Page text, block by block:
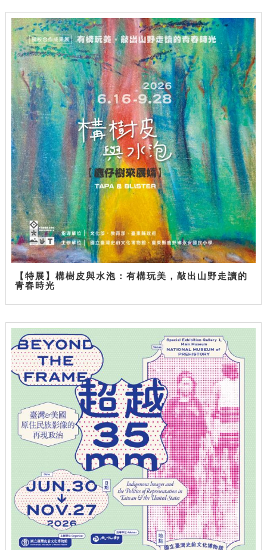
【特展】構樹皮與水泡：有構玩美，敲出山野走讀的
青春時光